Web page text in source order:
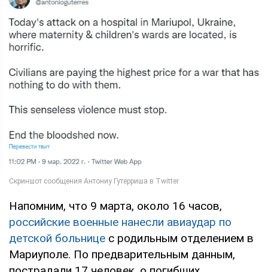
Напомним, что 9 марта, около 16 часов,
российские военные нанесли авиаудар по
детской больнице с родильным отделением в
Мариуполе. По предварительным данным,